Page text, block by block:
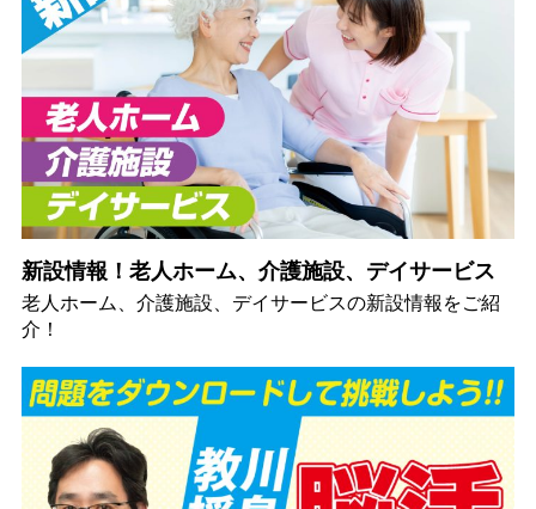
新設情報！老人ホーム、介護施設、デイサービス
老人ホーム、介護施設、デイサービスの新設情報をご紹
介！